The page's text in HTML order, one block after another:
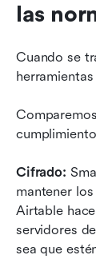
las
Cuando se
Cifrado:
mantener
Airtable
servidores
sea que